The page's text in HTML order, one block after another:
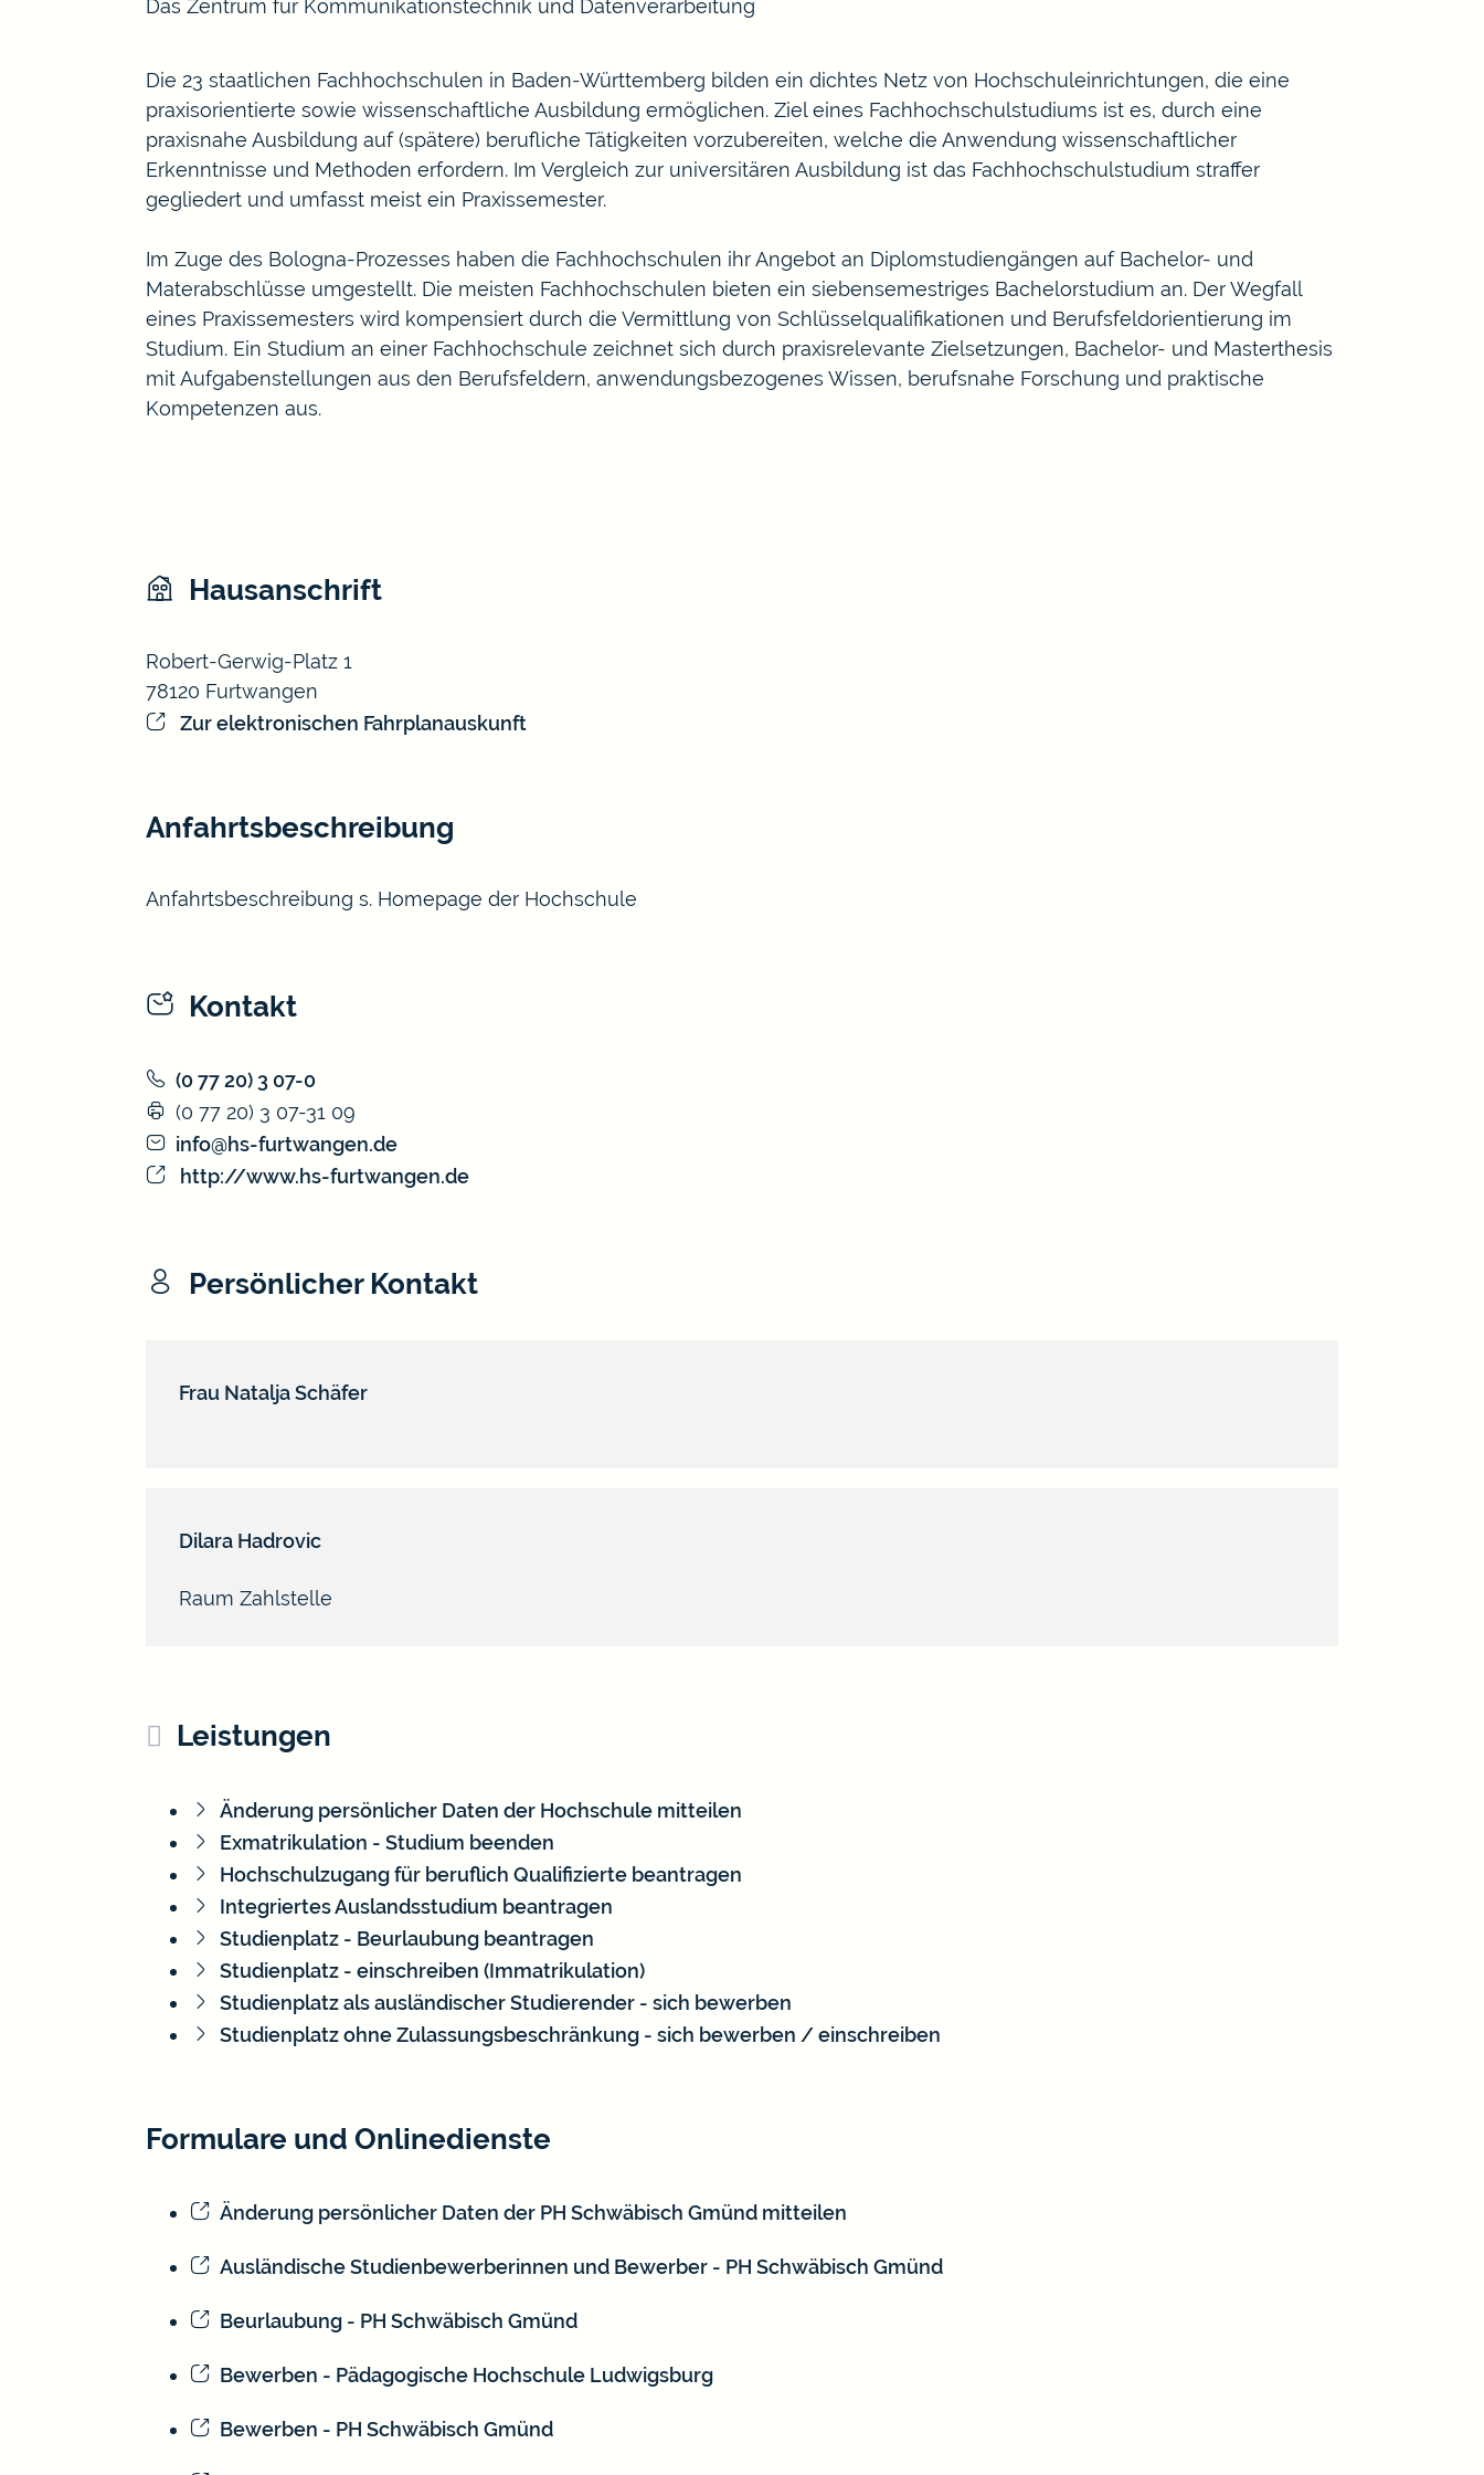
Das Zentrum für Kommunikationstechnik und Datenverarbeitung
Die 23 staatlichen Fachhochschulen in Baden-Württemberg bilden ein dichtes Netz von Hochschuleinrichtungen, die eine
praxisorientierte sowie wissenschaftliche Ausbildung ermöglichen. Ziel eines Fachhochschulstudiums ist es, durch eine
praxisnahe Ausbildung auf (spätere) berufliche Tätigkeiten vorzubereiten, welche die Anwendung wissenschaftlicher
Erkenntnisse und Methoden erfordern. Im Vergleich zur universitären Ausbildung ist das Fachhochschulstudium straffer
gegliedert und umfasst meist ein Praxissemester.
Im Zuge des Bologna-Prozesses haben die Fachhochschulen ihr Angebot an Diplomstudiengängen auf Bachelor- und
Materabschlüsse umgestellt. Die meisten Fachhochschulen bieten ein siebensemestriges Bachelorstudium an. Der Wegfall
eines Praxissemesters wird kompensiert durch die Vermittlung von Schlüsselqualifikationen und Berufsfeldorientierung im
Studium. Ein Studium an einer Fachhochschule zeichnet sich durch praxisrelevante Zielsetzungen, Bachelor- und Masterthesis
mit Aufgabenstellungen aus den Berufsfeldern, anwendungsbezogenes Wissen, berufsnahe Forschung und praktische
Kompetenzen aus.
Hausanschrift
Robert-Gerwig-Platz 1
78120 Furtwangen
Zur elektronischen Fahrplanauskunft
Anfahrtsbeschreibung
Anfahrtsbeschreibung s. Homepage der Hochschule
Kontakt
(07720) 3 07-0
(0 77 20) 3 07-31 09
info@hs-furtwangen.de
http://www.hs-furtwangen.de
Persönlicher Kontakt
Frau NataljaSchäfer
Dilara Hadrovic
Raum Zahlstelle
Leistungen
Änderung persönlicher Daten der Hochschule mitteilen
Exmatrikulation - Studium beenden
Hochschulzugang für beruflich Qualifizierte beantragen
Integriertes Auslandsstudium beantragen
Studienplatz - Beurlaubung beantragen
Studienplatz - einschreiben (Immatrikulation)
Studienplatz als ausländischer Studierender - sich bewerben
Studienplatz ohne Zulassungsbeschränkung - sich bewerben / einschreiben
Formulare und Onlinedienste
Änderung persönlicher Daten der PH Schwäbisch Gmünd mitteilen
Ausländische Studienbewerberinnen und Bewerber - PH Schwäbisch Gmünd
Beurlaubung - PH Schwäbisch Gmünd
Bewerben - Pädagogische Hochschule Ludwigsburg
Bewerben - PH Schwäbisch Gmünd